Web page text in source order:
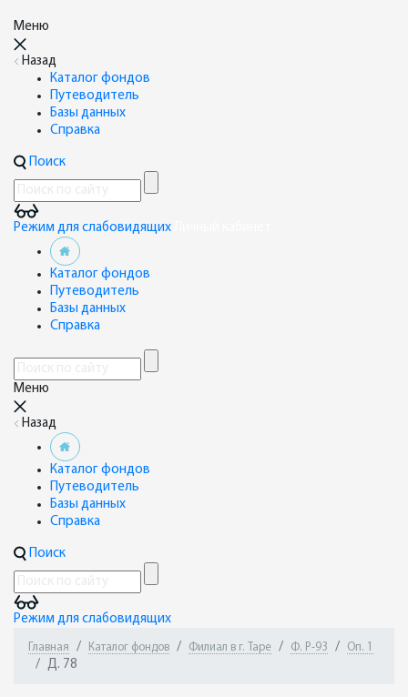
Меню
Назад
Каталог фондов
Путеводитель
Базы данных
Справка
Поиск
Режим для слабовидящих
Каталог фондов
Путеводитель
Базы данных
Справка
Меню
Назад
Каталог фондов
Путеводитель
Базы данных
Справка
Поиск
Режим для слабовидящих
Главная Каталог фондов Филиал в г. Таре Ф. Р-93 Оп. 1
Д. 78